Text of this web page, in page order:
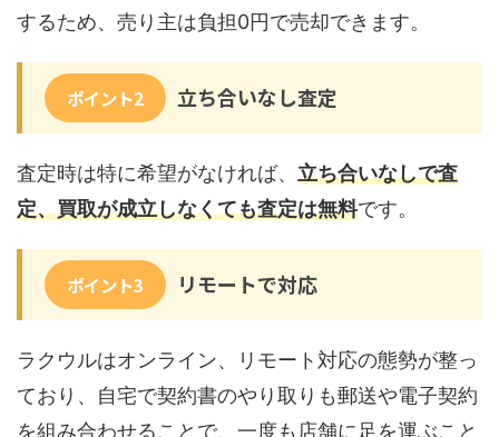
するため、売り主は負担0円で売却できます。
ポイント2 立ち合いなし査定
査定時は特に希望がなければ、 立ち合いなしで査
定、買取が成立しなくても査定は無料です。
ポイント3 リモートで対応
ラクウルはオンライン、リモート対応の態勢が整っ
ており、自宅で契約書のやり取りも郵送や電子契約
を組み合わせることで、一度も店舗に足を運ぶこと